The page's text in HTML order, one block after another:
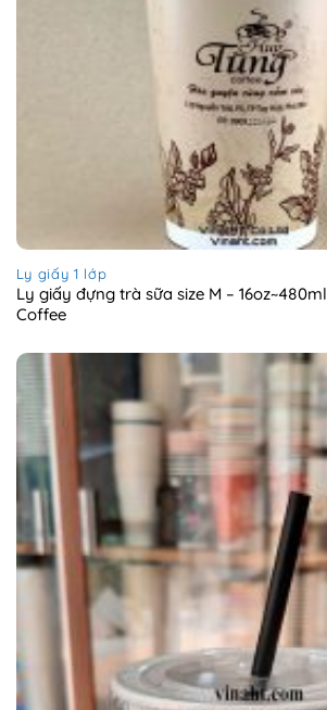
Ly giấy 1 lớp
Ly giấy đựng trà sữa size M –
Coffee